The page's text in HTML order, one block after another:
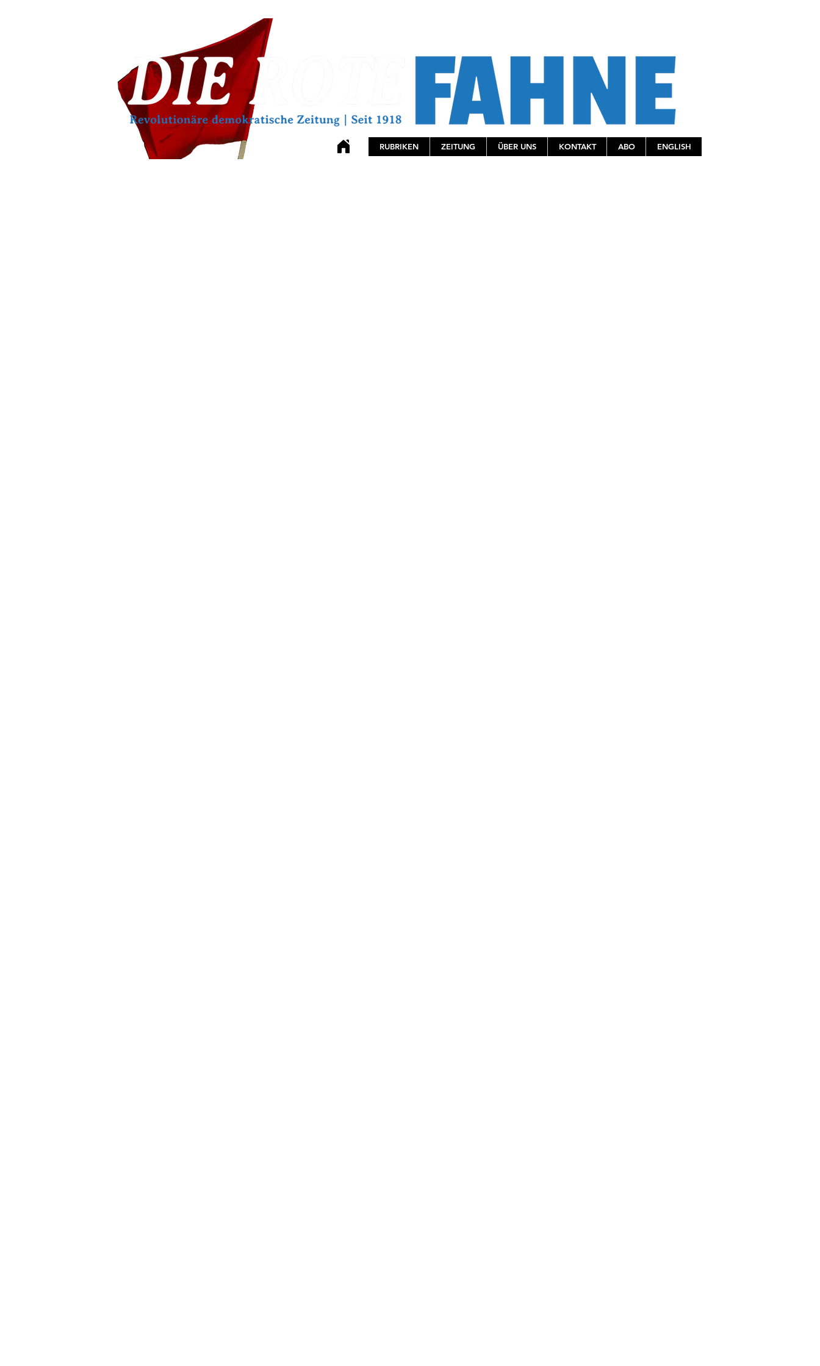
RUBRIKEN ZEITUNG ÜBER UNS KONTAKT ABO ENGLISH